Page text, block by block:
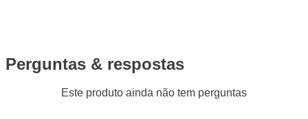
Perguntas & respostas
Este produto ainda não tem perguntas